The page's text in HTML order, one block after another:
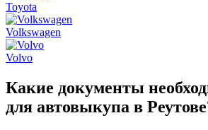
Toyota
Volkswagen
Volvo
Какие документы
для автовыкупа в